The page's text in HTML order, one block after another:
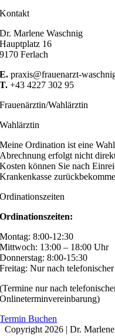
Kontakt
Dr. Marlene Waschnig
Hauptplatz 16
9170 Ferlach
E. praxis@frauenarzt-
T. +43 4227 302 95
Frauenärztin/Wahlärztin
Wahlärztin
Meine Ordination ist eine
Abrechnung erfolgt nicht
Kosten können Sie nach
Krankenkasse
Ordinationszeiten
Ordinationszeiten:
Montag: 8:00-12:30
Mittwoch: 13:00 – 18:00 Uhr
Donnerstag: 8:00-15:30
Freitag: Nur nach
(Termine nur nach
Onlineterminvereinbarung)
Termin Buchen
Copyright 2026 | Dr.